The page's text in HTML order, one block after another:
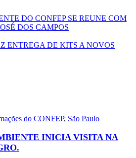
DO CONFEP SE REUNE COM
DOS CAMPOS
ENTREGA DE KITS A NOVOS
do CONFEP, São Paulo
INICIA VISITA NA